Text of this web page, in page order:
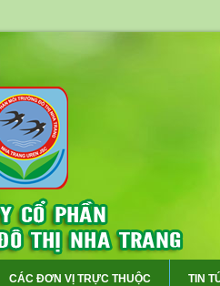
CÁC ĐƠN VỊ TRỰC THUỘC TIN